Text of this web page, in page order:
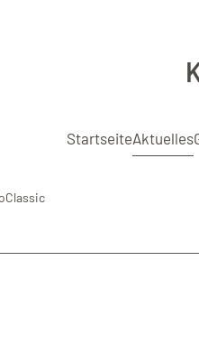
StartseiteAktuelles